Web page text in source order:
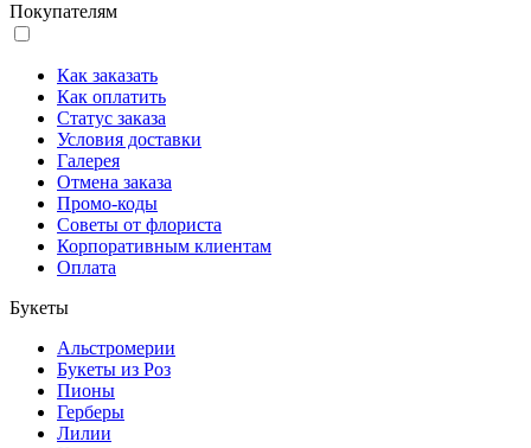
Покупателям
Как заказать
Как оплатить
Статус заказа
Условия доставки
Галерея
Отмена заказа
Промо-коды
Советы от флориста
Корпоративным клиентам
Оплата
Букеты
Альстромерии
Букеты из Роз
Пионы
Герберы
Лилии